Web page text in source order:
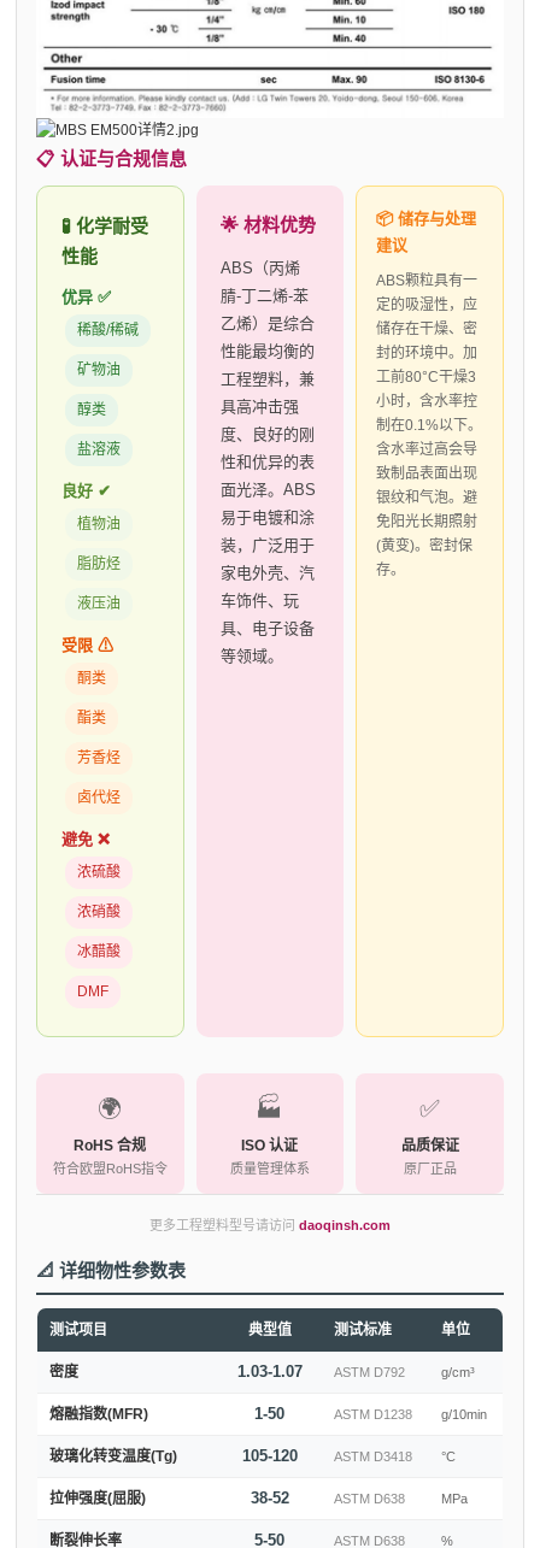
📋 认证与合规信息
🧪 化学耐受
性能
优异 ✅
稀酸/稀碱
矿物油
醇类
盐溶液
良好 ✔
植物油
脂肪烃
液压油
受限 ⚠
酮类
酯类
芳香烃
卤代烃
避免 ❌
浓硫酸
浓硝酸
冰醋酸
DMF
🌟 材料优势
ABS（丙烯
腈-丁二烯-苯
乙烯）是综合
性能最均衡的
工程塑料，兼
具高冲击强
度、良好的刚
性和优异的表
面光泽。ABS
易于电镀和涂
装，广泛用于
家电外壳、汽
车饰件、玩
具、电子设备
等领域。
📦 储存与处理
建议
ABS颗粒具有一
定的吸湿性，应
储存在干燥、密
封的环境中。加
工前80°C干燥3
小时，含水率控
制在0.1%以下。
含水率过高会导
致制品表面出现
银纹和气泡。避
免阳光长期照射
(黄变)。密封保
存。
🌍
RoHS 合规
符合欧盟RoHS指令
🏭
ISO 认证
质量管理体系
✅
品质保证
原厂正品
更多工程塑料型号请访问 daoqinsh.com
📐 详细物性参数表
测试项目 典型值 测试标准 单位
密度 1.03-1.07 ASTM D792 g/cm³
熔融指数(MFR) 1-50 ASTM D1238 g/10min
玻璃化转变温度(Tg) 105-120 ASTM D3418 °C
拉伸强度(屈服) 38-52 ASTM D638 MPa
断裂伸长率 5-50 ASTM D638 %